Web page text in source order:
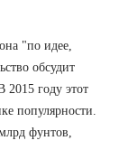
"по идее,
обсудит
2015 году этот
популярности.
фунтов,